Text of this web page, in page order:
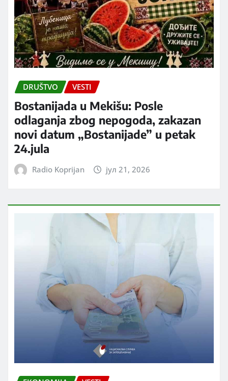
DRUŠTVO VESTI
Bostanijada u Mekišu: Posle
odlaganja zbog nepogoda, zakazan
novi datum „Bostanijade” u petak
24.jula
Radio Koprijan јул 21, 2026